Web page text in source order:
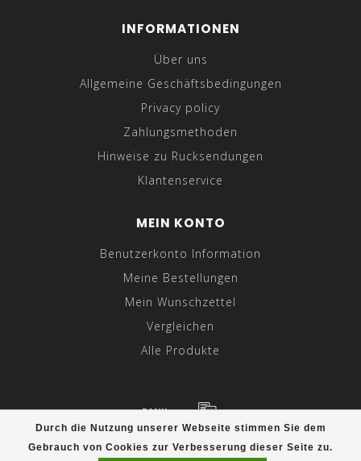
Durch die Nutzung unserer Webseite stimmen Sie dem
Gebrauch von Cookies zur Verbesserung dieser Seite zu.
INFORMATIONEN
Über uns
Allgemeine Geschäftsbedingungen
Privacy policy
Zahlungsmethoden
Hinweise zu Rucksendungen
Klantenservice
MEIN KONTO
Benutzerkonto Information
Meine Bestellungen
Mein Wunschzettel
Vergleichen
Alle Produkte
© Copyright 2026 Hebbez.com - Powered byLightspeed-